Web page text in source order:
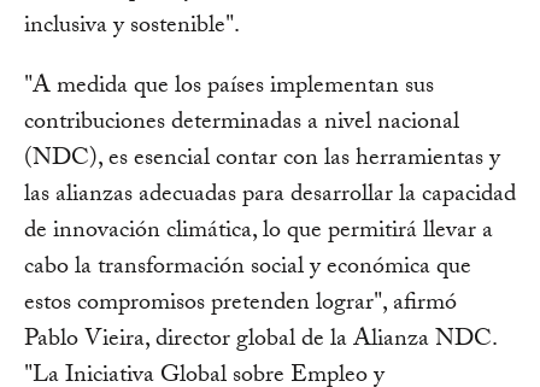
inclusiva y sostenible".
"A medida que los países implementan sus
contribuciones determinadas a nivel nacional
(NDC), es esencial contar con las herramientas y
las alianzas adecuadas para desarrollar la capacidad
de innovación climática, lo que permitirá llevar a
cabo la transformación social y económica que
estos compromisos pretenden lograr", afirmó
Pablo Vieira, director global de la Alianza NDC.
"La Iniciativa Global sobre Empleo y